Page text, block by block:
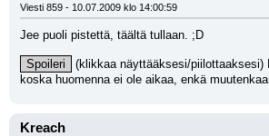
Viesti 859 - 10.07.2009 klo 14:00:59
Jee puoli pistettä, täältä tullaan. ;D
Spoileri (klikkaa näyttääksesi/piilottaaksesi)
koska huomenna ei ole aikaa, enkä
Kreach